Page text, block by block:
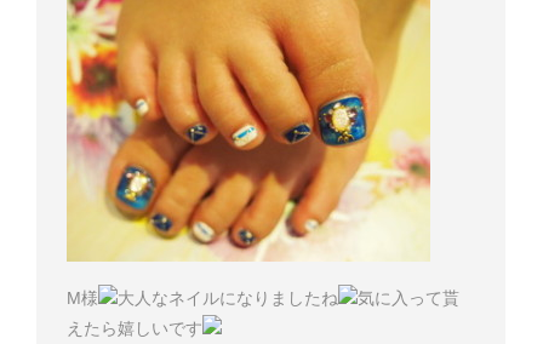
M様 大人なネイルになりましたね
気に入って貰
えたら嬉しいです